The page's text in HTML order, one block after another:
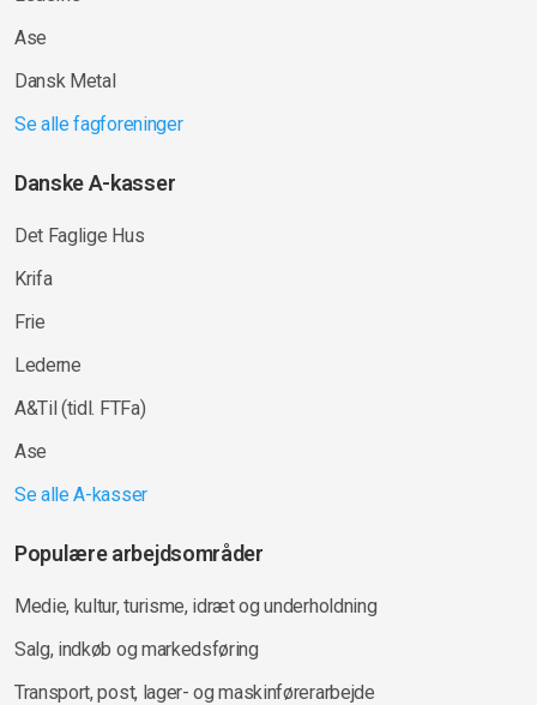
Ase
Dansk Metal
Se alle fagforeninger
Danske A-kasser
Det Faglige Hus
Krifa
Frie
Lederne
A&Til (tidl. FTFa)
Ase
Se alle A-kasser
Populære arbejdsområder
Medie, kultur, turisme, idræt og underholdning
Salg, indkøb og markedsføring
Transport, post, lager- og maskinførerarbejde